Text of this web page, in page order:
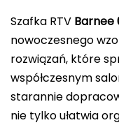
Szafka RTV Barnee
nowoczesnego
rozwiązań, które
współczesnym
starannie
nie tylko ułatwia